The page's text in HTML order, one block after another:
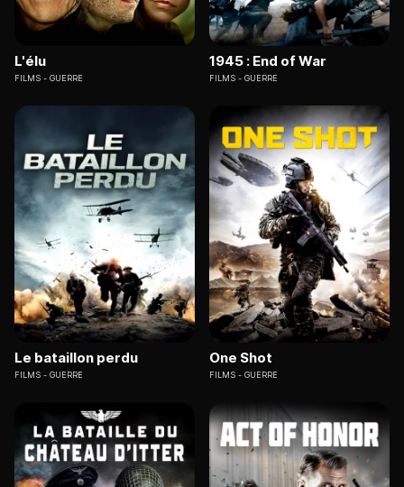
L'élu
FILMS GUERRE
1945 : End of War
FILMS GUERRE
Le bataillon perdu
FILMS GUERRE
One Shot
FILMS GUERRE